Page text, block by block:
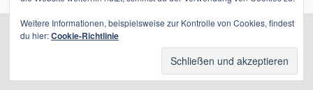
Weitere Informationen, beispielsweise zur Kontrolle von Cookies, findest
du hier:Cookie-Richtlinie